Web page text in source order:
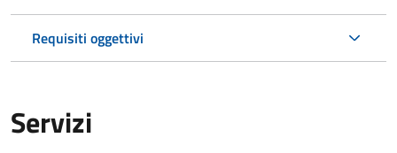
Requisiti oggettivi
Servizi